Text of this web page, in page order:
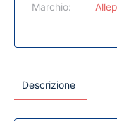
Marchio:
Descrizione